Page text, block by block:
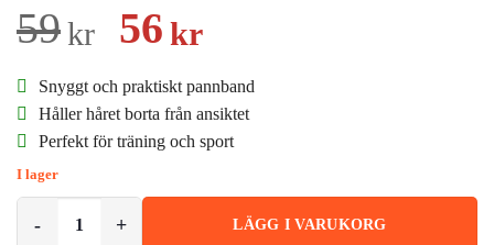
59kr
Det
ursprungliga
priset
var:
59kr.
56 krDet
nuvarande
priset
är:
56kr.
Snyggt och praktiskt pannband
Håller håret borta från ansiktet
Perfekt för träning och sport
I lager
LÄGG I VARUKORG